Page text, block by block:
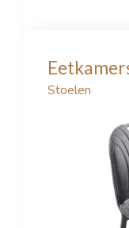
Stoelen